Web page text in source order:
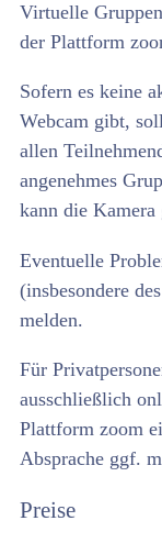
Virtuelle
der Plattform
Sofern es keine
Webcam gibt,
allen
angenehmes
kann die
Eventuelle
(insbesondere
melden.
Für
ausschließlich
Plattform zoom
Absprache ggf.
Preise